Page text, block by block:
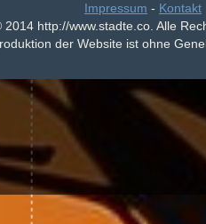
Impressum - Kontakt
2014 http://www.stadte.co. Alle
der Website ist ohne